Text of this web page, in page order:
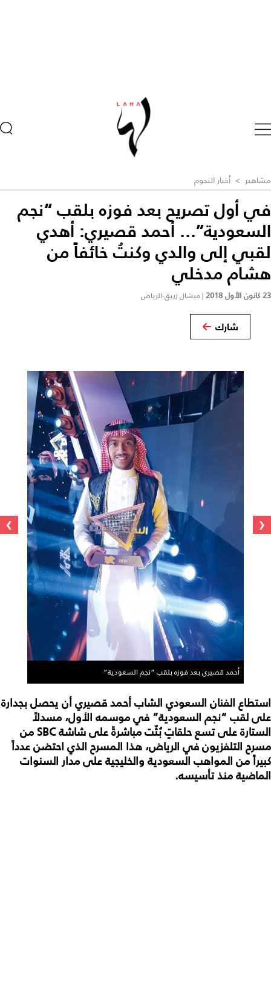
مشاهير > أخبار النجوم
في أول تصريح بعد فوزه بلقب “نجم
السعودية”... أحمد قصيري: أهدي
لقبي إلى والدي وكنتُ خائفاً من
هشام مدخلي
23 كانون الأول 2018 | ميشال زريق-الرياض
شارك
أحمد قصيري بعد فوزه بلقب “نجم السعودية”
‹
›
استطاع الفنان السعودي الشاب أحمد قصيري أن يحصل بجدارة
على لقب “نجم السعودية” في موسمه الأول، مسدلاً
الستارة على تسع حلقاتٍ بُثّت مباشرةً على شاشةSBCمن
مسرح التلفزيون في الرياض، هذا المسرح الذي احتضن عدداً
كبيراً من المواهب السعودية والخليجية على مدار السنوات
الماضية منذ تأسيسه.